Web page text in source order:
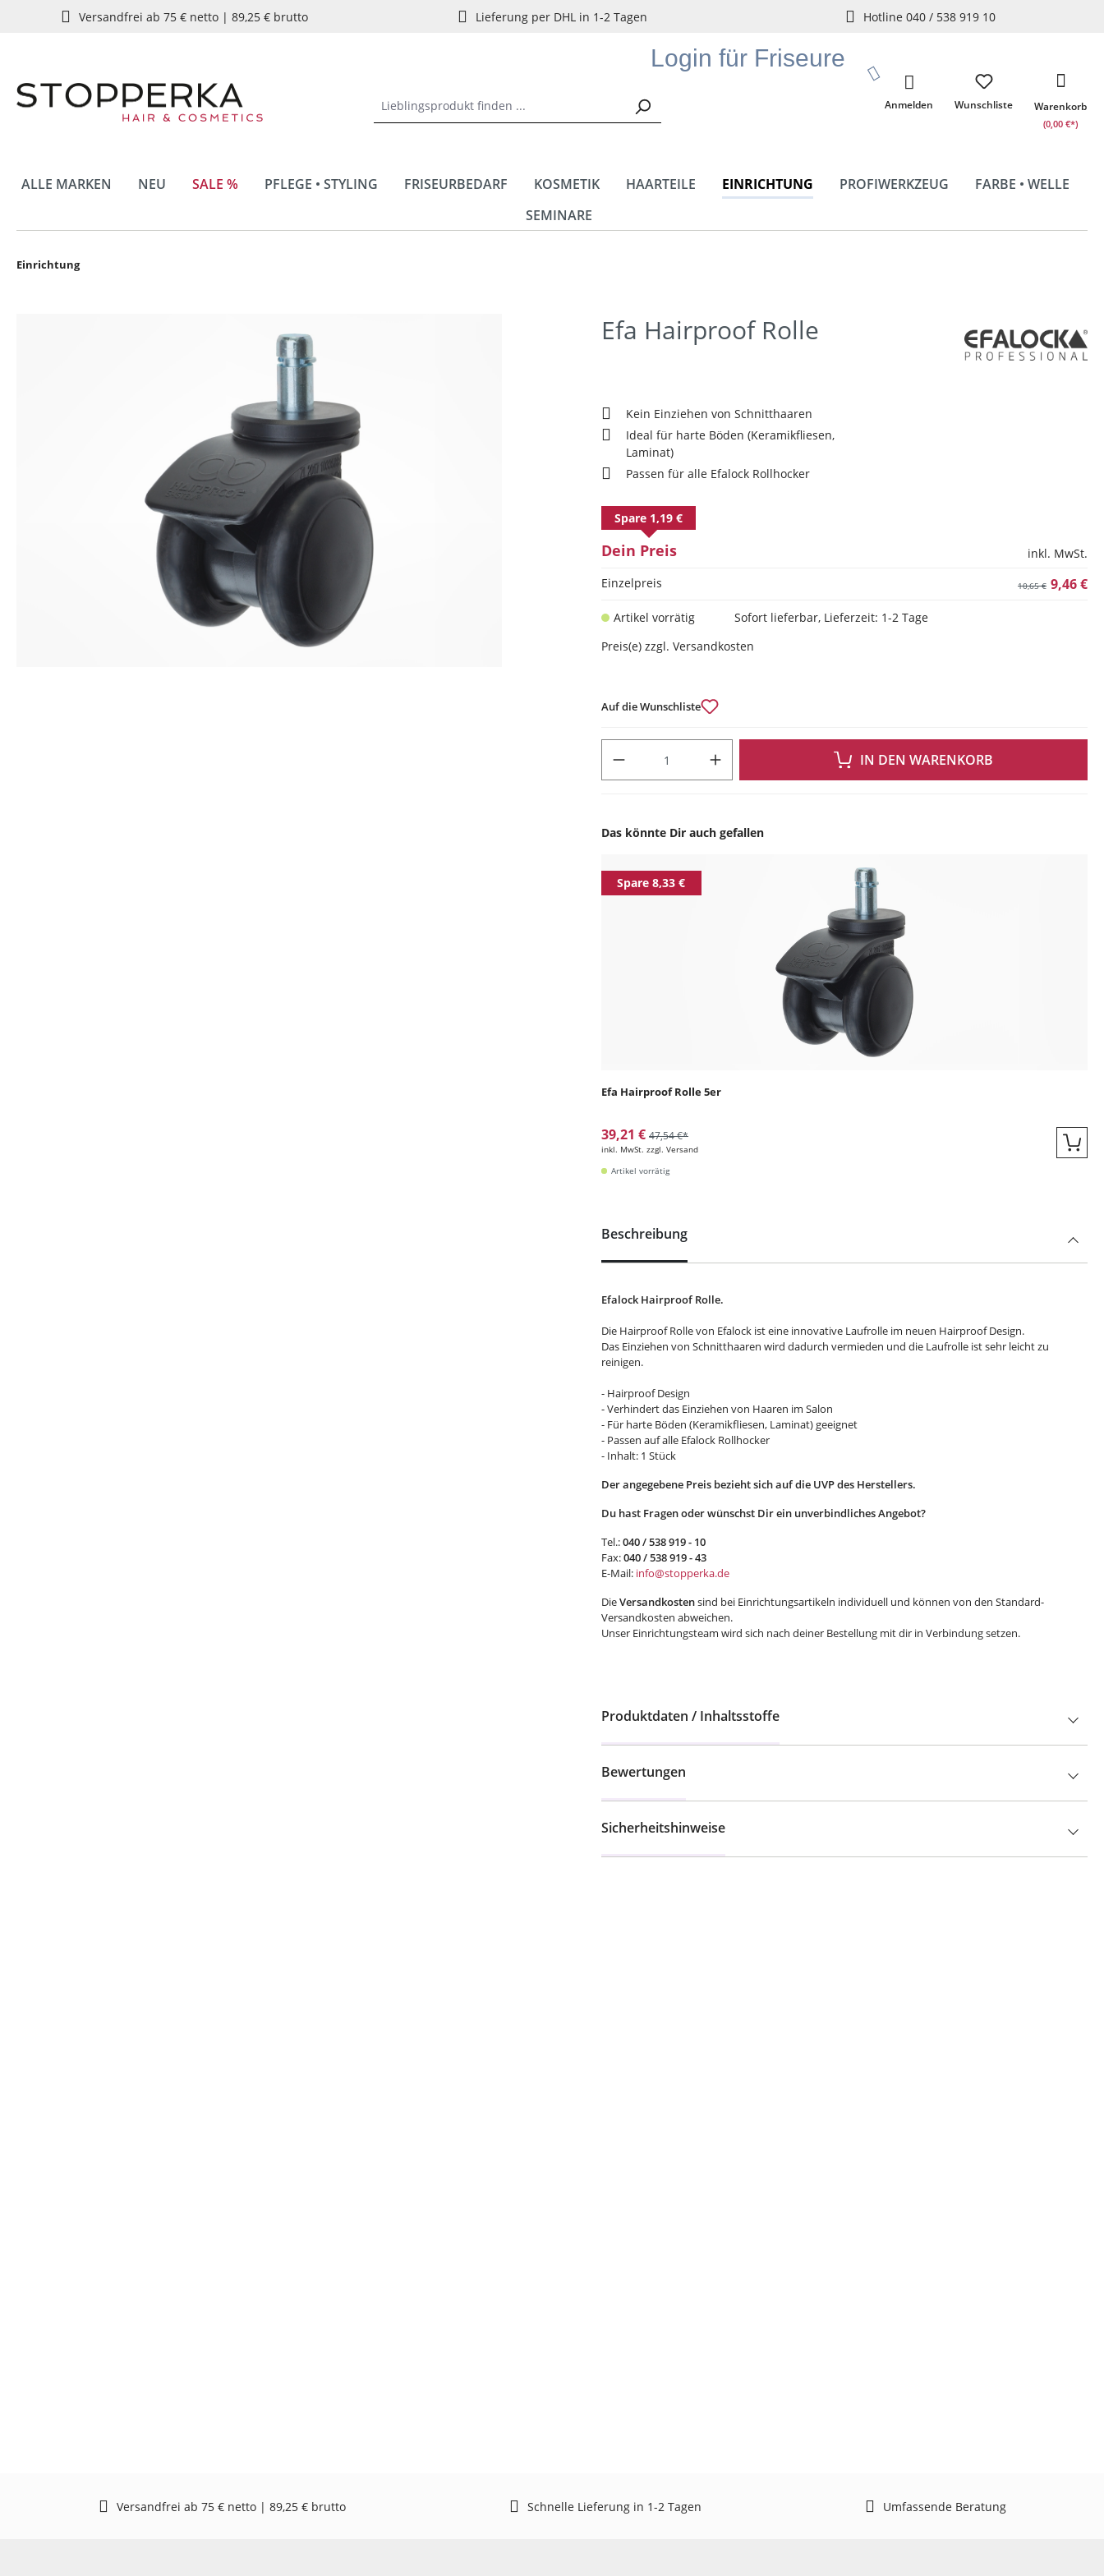
Zur Hauptnavigation springen
Versandfrei ab 75 € netto | 89,25 € brutto Lieferung per DHL in 1-2 Tagen Hotline 040 / 538 919 10
Login für Friseure
Wunschliste
Anmelden Warenkorb
(0,00 €*)
ALLE MARKEN NEU SALE % PFLEGE • STYLING FRISEURBEDARF KOSMETIK HAARTEILE EINRICHTUNG PROFIWERKZEUG
FARBE • WELLE
SEMINARE
Einrichtung
Efa Hairproof Rolle
Kein Einziehen von Schnitthaaren
Ideal für harte Böden (Keramikfliesen,
Laminat)
Passen für alle Efalock Rollhocker
Dein Preis
inkl. MwSt.
Einzelpreis
9,46 €
10,65 €
Spare 1,19 €
Artikel vorrätig
Sofort lieferbar, Lieferzeit: 1-2 Tage
Preis(e) zzgl. Versandkosten
Auf die Wunschliste
IN DEN WARENKORB
Das könnte Dir auch gefallen
Spare 8,33 €
Efa Hairproof Rolle 5er
39,21 € 47,54 €*
inkl. MwSt. zzgl. Versand
Artikel vorrätig
Beschreibung
Efalock Hairproof Rolle.
Die Hairproof Rolle von Efalock ist eine innovative Laufrolle im neuen Hairproof Design.
Das Einziehen von Schnitthaaren wird dadurch vermieden und die Laufrolle ist sehr leicht zu
reinigen.
- Hairproof Design
- Verhindert das Einziehen von Haaren im Salon
- Für harte Böden (Keramikfliesen, Laminat) geeignet
- Passen auf alle Efalock Rollhocker
- Inhalt: 1 Stück
Der angegebene Preis bezieht sich auf die UVP des Herstellers.
Du hast Fragen oder wünschst Dir ein unverbindliches Angebot?
Tel.:040 / 538 919 - 10
Fax:040 / 538 919 - 43
E-Mail: info@stopperka.de
DieVersandkostensind bei Einrichtungsartikeln individuell und können von den Standard-
Versandkosten abweichen.
Unser Einrichtungsteam wird sich nach deiner Bestellung mit dir in Verbindung setzen.
Produktdaten / Inhaltsstoffe
Bewertungen
Sicherheitshinweise
Versandfrei ab 75 € netto | 89,25 € brutto Schnelle Lieferung in 1-2 Tagen Umfassende Beratung